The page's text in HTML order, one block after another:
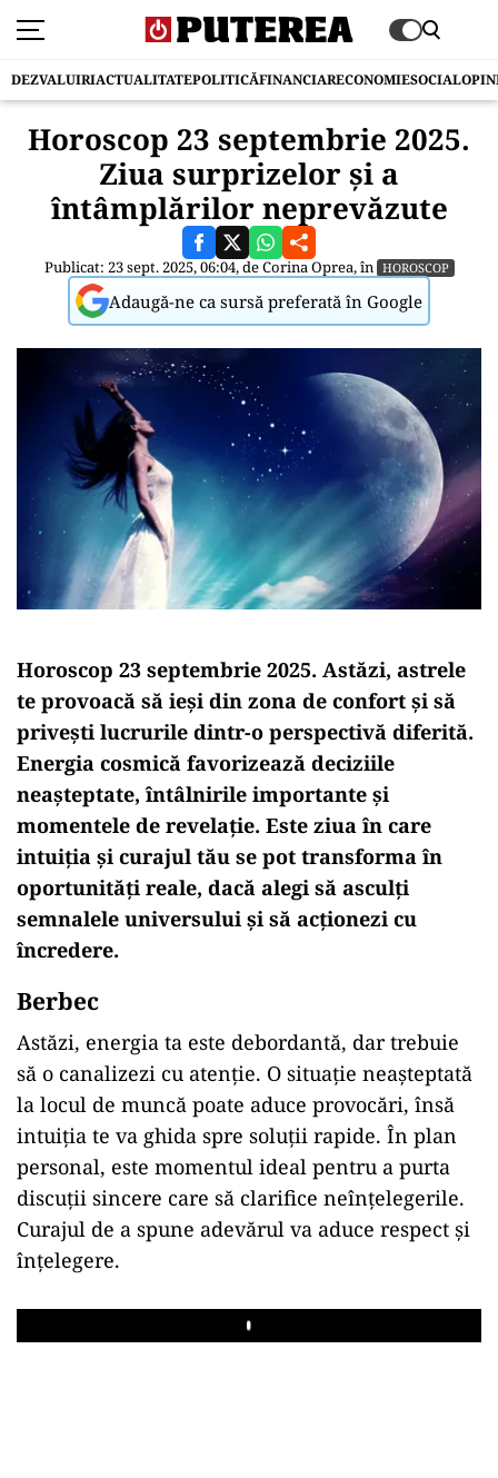
DEZVALUIRIACTUALITATEPOLITICĂFINANCIARECONOMIESOCIAL
Horoscop 23 septembrie 2025.
Ziua surprizelor și a
întâmplărilor neprevăzute
Publicat: 23 sept. 2025, 06:04, deCorina Oprea, în HOROSCOP
Adaugă-ne ca sursă preferată în Google
Horoscop 23 septembrie 2025. Astăzi, astrele
te provoacă să ieși din zona de confort și să
privești lucrurile dintr-o perspectivă diferită.
Energia cosmică favorizează deciziile
neașteptate, întâlnirile importante și
momentele de revelație. Este ziua în care
intuiția și curajul tău se pot transforma în
oportunități reale, dacă alegi să asculți
semnalele universului și să acționezi cu
încredere.
Berbec
Astăzi, energia ta este debordantă, dar trebuie
să o canalizezi cu atenție. O situație neașteptată
la locul de muncă poate aduce provocări, însă
intuiția te va ghida spre soluții rapide. În plan
personal, este momentul ideal pentru a purta
discuții sincere care să clarifice neînțelegerile.
Curajul de a spune adevărul va aduce respect și
înțelegere.
Play